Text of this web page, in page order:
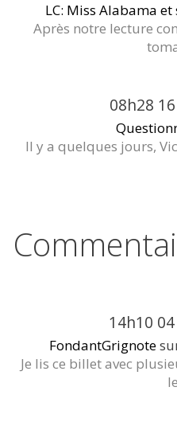
LC: Miss Alabama et
Après notre lecture
08h28 16
Il y a quelques jours,
14h10 04
FondantGrignote
Je lis ce billet avec